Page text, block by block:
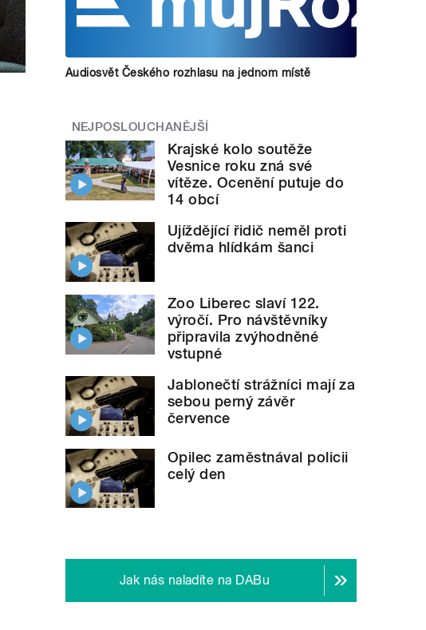
Audiosvět Českého rozhlasu na jednom místě
NEJPOSLOUCHANĚJŠÍ
Krajské kolo soutěže
Vesnice roku zná své
vítěze. Ocenění putuje do
14 obcí
Ujíždějící řidič neměl proti
dvěma hlídkám šanci
Zoo Liberec slaví 122.
výročí. Pro návštěvníky
připravila zvýhodněné
vstupné
Jablonečtí strážníci mají za
sebou perný závěr
července
Opilec zaměstnával policii
celý den
Jak nás naladíte na DABu